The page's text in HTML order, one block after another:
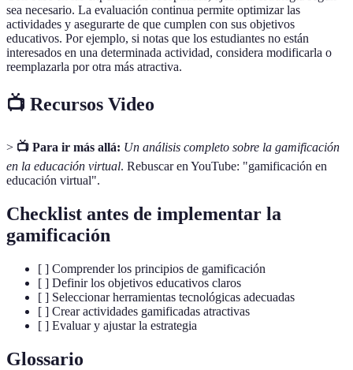
sea necesario. La evaluación continua permite optimizar las
actividades y asegurarte de que cumplen con sus objetivos
educativos. Por ejemplo, si notas que los estudiantes no están
interesados en una determinada actividad, considera modificarla o
reemplazarla por otra más atractiva.
📺 Recursos Video
> 📺 Para ir más allá: Un análisis completo sobre la gamificación
en la educación virtual. Rebuscar en YouTube: "gamificación en
educación virtual".
Checklist antes de implementar la
gamificación
[ ] Comprender los principios de gamificación
[ ] Definir los objetivos educativos claros
[ ] Seleccionar herramientas tecnológicas adecuadas
[ ] Crear actividades gamificadas atractivas
[ ] Evaluar y ajustar la estrategia
Glossario